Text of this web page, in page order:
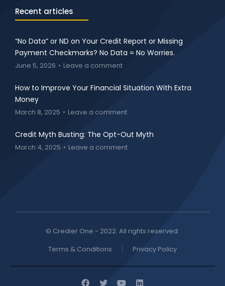
Recent articles
“No Data” or ND on Your Credit Report or Missing
Payment Checkmarks? No Data = No Worries.
June 5, 2026 Leave a comment
How to Improve Your Financial Situation With Extra
Money
March 8, 2025 Leave a comment
Credit Myth Busting: The Opt-Out Myth
March 4, 2025 Leave a comment
© Credier One - 2022. All rights reserved.
Terms & Conditions
Privacy Policy